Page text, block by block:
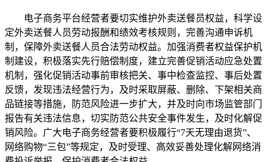
电子商务平台经营者要切实维护外卖送餐员权益，科学设
定外卖送餐人员劳动报酬和绩效考核规则，完善沟通申诉机
制，保障外卖送餐人员合法劳动权益。加强消费者权益保护机
制建设，积极落实先行赔偿制度，建立完善促销活动应急处置
机制，强化促销活动事前审核把关、事中检查监控、事后处置
反馈，发现违法经营行为，及时采取屏蔽、删除、下架相关商
品链接等措施，防范风险进一步扩大，并及时向市场监管部门
报告有关违法信息，切实防范公共安全事件发生，及时化解促
销风险。广大电子商务经营者要积极履行“7天无理由退货”、
网络购物“三包”等规定，及时受理、高效妥善处理化解网络消